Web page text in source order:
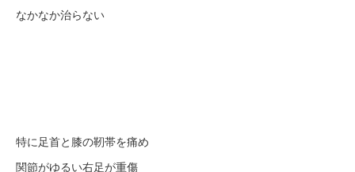
なかなか治らない
特に足首と膝の靭帯を痛め
関節がゆるい右足が重傷